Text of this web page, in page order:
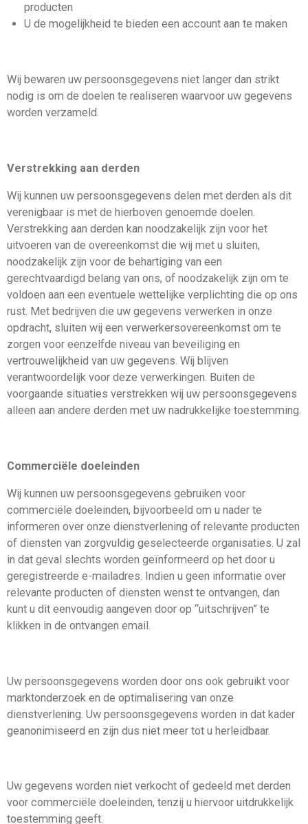
producten
U de mogelijkheid te bieden een account aan te maken
Wij bewaren uw persoonsgegevens niet langer dan strikt
nodig is om de doelen te realiseren waarvoor uw gegevens
worden verzameld.
Verstrekking aan derden
Wij kunnen uw persoonsgegevens delen met derden als dit
verenigbaar is met de hierboven genoemde doelen.
Verstrekking aan derden kan noodzakelijk zijn voor het
uitvoeren van de overeenkomst die wij met u sluiten,
noodzakelijk zijn voor de behartiging van een
gerechtvaardigd belang van ons, of noodzakelijk zijn om te
voldoen aan een eventuele wettelijke verplichting die op ons
rust. Met bedrijven die uw gegevens verwerken in onze
opdracht, sluiten wij een verwerkersovereenkomst om te
zorgen voor eenzelfde niveau van beveiliging en
vertrouwelijkheid van uw gegevens. Wij blijven
verantwoordelijk voor deze verwerkingen. Buiten de
voorgaande situaties verstrekken wij uw persoonsgegevens
alleen aan andere derden met uw nadrukkelijke toestemming.
Commerciële doeleinden
Wij kunnen uw persoonsgegevens gebruiken voor
commerciële doeleinden, bijvoorbeeld om u nader te
informeren over onze dienstverlening of relevante producten
of diensten van zorgvuldig geselecteerde organisaties. U zal
in dat geval slechts worden geïnformeerd op het door u
geregistreerde e-mailadres. Indien u geen informatie over
relevante producten of diensten wenst te ontvangen, dan
kunt u dit eenvoudig aangeven door op “uitschrijven” te
klikken in de ontvangen email.
Uw persoonsgegevens worden door ons ook gebruikt voor
marktonderzoek en de optimalisering van onze
dienstverlening. Uw persoonsgegevens worden in dat kader
geanonimiseerd en zijn dus niet meer tot u herleidbaar.
Uw gegevens worden niet verkocht of gedeeld met derden
voor commerciële doeleinden, tenzij u hiervoor uitdrukkelijk
toestemming geeft.